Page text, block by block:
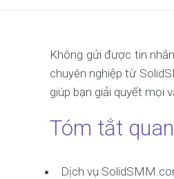
Không gửi được tin
chuyên nghiệp từ
giúp bạn giải quyết mọi
Tóm tắt
Dịch vụ